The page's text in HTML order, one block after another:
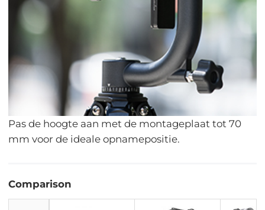
Pas de hoogte aan met de montageplaat tot 70
mm voor de ideale opnamepositie.
Comparison